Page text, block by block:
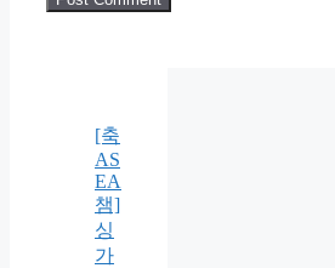
[축
AS
EA
챔]
싱
가